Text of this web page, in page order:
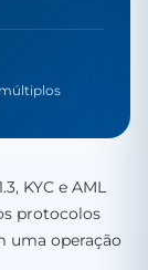
KYC e AML
protocolos
uma operação